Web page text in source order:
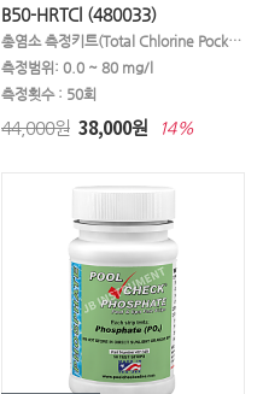
B50-HRTCl (480033)
총염소 측정키트(Total Chlorine Pocket Pack)
측정범위: 0.0 ~ 80 mg/l
측정횟수 : 50회
44,000원 38,000원 14%